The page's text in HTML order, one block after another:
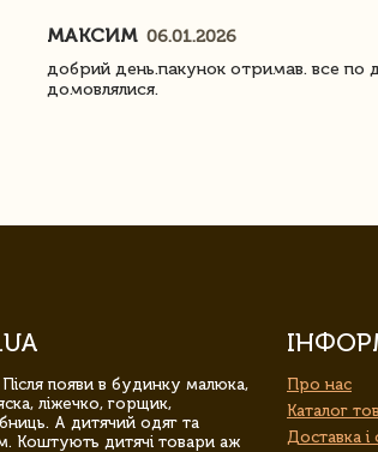
МАКСИМ 06.01.2026
добрий день.пакунок отримав. все по
домовлялися.
появи в будинку малюка,
ліжечко, горщик,
А дитячий одяг та
Коштують дитячі товари аж
Про нас
Каталог
Доставка і